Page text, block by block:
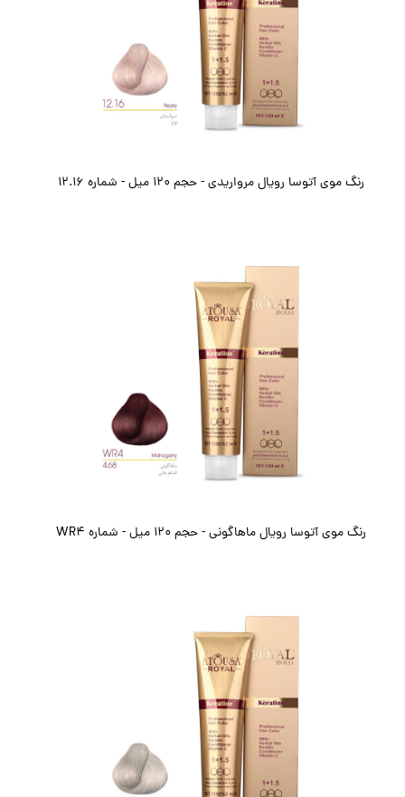
رنگ موی آتوسا رویال مرواریدی - حجم ۱۲۰ میل - شماره 12.16
رنگ موی آتوسا رویال ماهاگونی - حجم ۱۲۰ میل - شماره WR4